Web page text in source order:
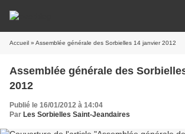
Accueil » Assemblée générale des Sorbielles 14 janvier 2012
Assemblée générale des
2012
Publié le 16/01/2012 à 14:04
Par Les Sorbielles Saint-Jeandaires